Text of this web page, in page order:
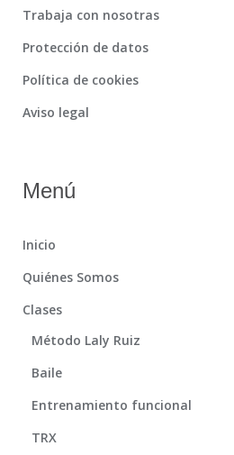
Trabaja con nosotras
Protección de datos
Política de cookies
Aviso legal
Menú
Inicio
Quiénes Somos
Clases
Método Laly Ruiz
Baile
Entrenamiento funcional
TRX